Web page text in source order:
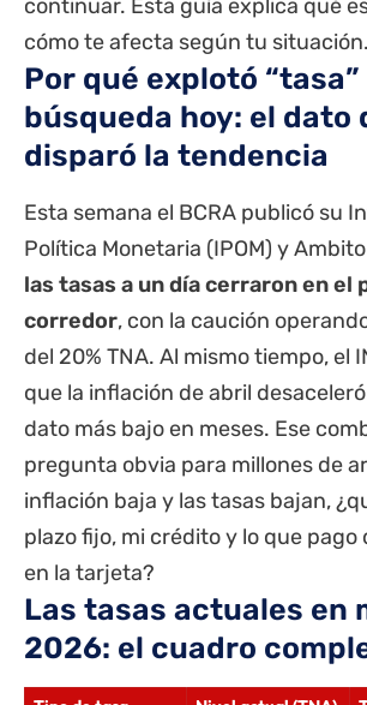
continuar. Esta guía explica qué
cómo te afecta según tu situación.
Por qué explotó “tasa”
búsqueda hoy: el dato
disparó la tendencia
Esta semana el BCRA publicó su
Política Monetaria (IPOM) y
las tasas a un día cerraron en el
corredor, con la caución
del 20% TNA. Al mismo tiempo, el
que la inflación de abril desaceleró
dato más bajo en meses. Ese
pregunta obvia para millones de
inflación baja y las tasas bajan,
plazo fijo, mi crédito y lo que pago
en la tarjeta?
Las tasas actuales en
2026: el cuadro